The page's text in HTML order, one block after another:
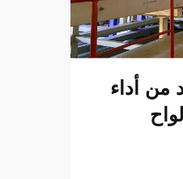
من أداء